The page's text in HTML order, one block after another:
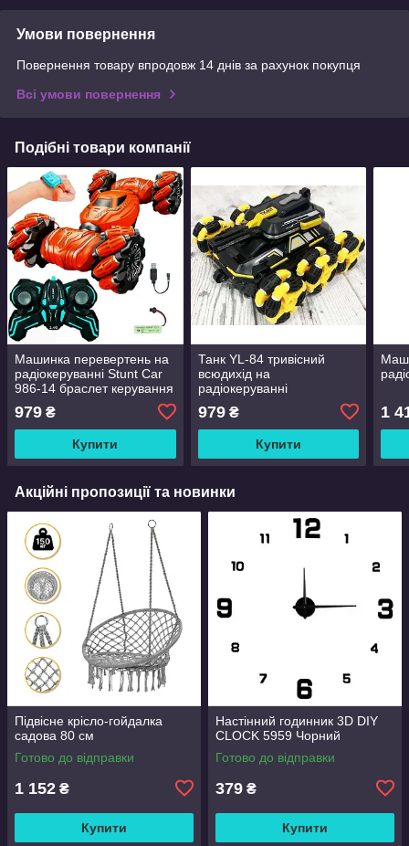
Умови повернення
Повернення товару впродовж 14 днів за рахунок покупця
Всі умови повернення
Подібні товари компанії
Машинка перевертень на
радіокеруванні Stunt Car
986-14 браслет керування
979 ₴
Купити
Танк YL-84 тривісний
всюдихід на
радіокеруванні
979₴
Купити
1
Акційні пропозиції та новинки
Підвісне крісло-гойдалка
садова 80 см
Готово до відправки
1 152 ₴
Купити
Настінний годинник 3D DIY
CLOCK 5959 Чорний
Готово до відправки
379 ₴
Купити